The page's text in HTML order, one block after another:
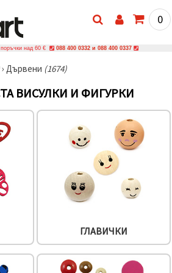
0
над 60 € 088 400 0332 и 088 400 0337
› Дървени (1674)
ВИСУЛКИ И ФИГУРКИ
ГЛАВИЧКИ